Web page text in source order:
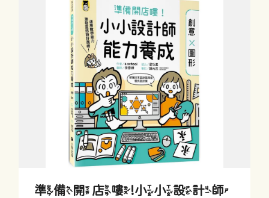
準備開店嘍!小小設計師